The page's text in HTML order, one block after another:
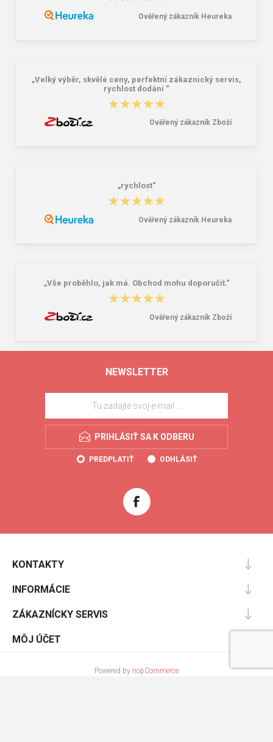
Ověřený zákazník Heureka
„Velký výběr, skvělé ceny, perfektní zákaznický servis,
rychlost dodání “
★★★★★
★★★★★
Ověřený zákazník Zboží
„rychlost“
★★★★★
★★★★★
Ověřený zákazník Heureka
„Vše proběhlo, jak má. Obchod mohu doporučit.“
★★★★★
★★★★★
Ověřený zákazník Zboží
NEWSLETTER
PRIHLÁSIŤ SA K ODBERU
PREDPLATIŤ ODHLÁSIŤ
KONTAKTY
INFORMÁCIE
ZÁKAZNÍCKY SERVIS
MÔJ ÚČET
Powered by nopCommerce